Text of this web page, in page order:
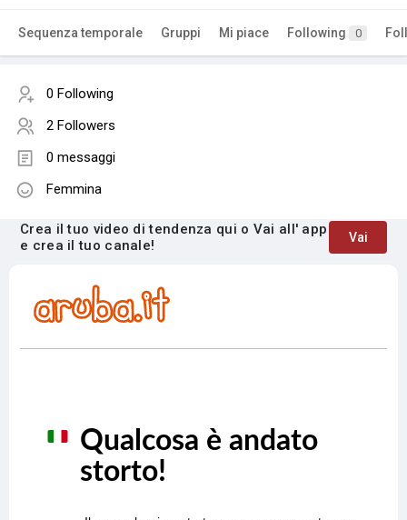
Sequenza temporale Gruppi Mi piace Following 0
0 Following
2 Followers
0 messaggi
Femmina
Crea il tuo video di tendenza qui o Vai all' app
e crea il tuo canale!
Vai